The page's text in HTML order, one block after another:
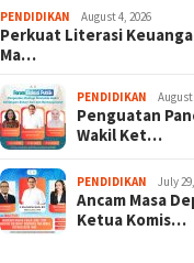
PENDIDIKAN August 4, 2026
Perkuat Literasi
Ma…
PENDIDIKAN August
Penguatan
Wakil Ket…
PENDIDIKAN July
Ancam Masa
Ketua Komis…